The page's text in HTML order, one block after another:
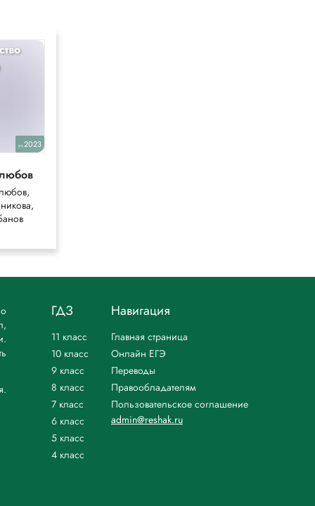
уч.2023
ГДЗ
11 класс
10 класс
9 класс
8 класс
7 класс
6 класс
5 класс
4 класс
Навигация
Главная страница
Онлайн ЕГЭ
Переводы
Правообладателям
Пользовательское соглашение
admin@reshak.ru